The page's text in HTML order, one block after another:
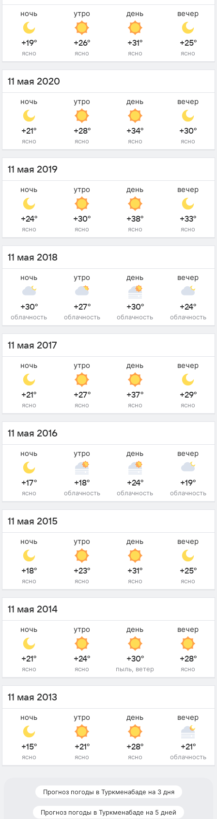
ночь
+19°
ясно
утро
+26°
ясно
день
+31°
ясно
вечер
+25°
ясно
11 мая 2020
ночь
+21°
ясно
утро
+28°
ясно
день
+34°
ясно
вечер
+30°
ясно
11 мая 2019
ночь
+24°
ясно
утро
+30°
ясно
день
+38°
ясно
вечер
+33°
ясно
11 мая 2018
ночь
+30°
облачность
утро
+27°
облачность
день
+30°
облачность
вечер
+24°
облачность
11 мая 2017
ночь
+21°
ясно
утро
+27°
ясно
день
+37°
ясно
вечер
+29°
ясно
11 мая 2016
ночь
+17°
ясно
утро
+18°
облачность
день
+24°
облачность
вечер
+19°
облачность
11 мая 2015
ночь
+18°
ясно
утро
+23°
ясно
день
+31°
ясно
вечер
+25°
ясно
11 мая 2014
ночь
+21°
ясно
утро
+24°
ясно
день
+30°
пыль, ветер
вечер
+28°
ясно
11 мая 2013
ночь
+15°
ясно
утро
+21°
ясно
день
+28°
ясно
вечер
+21°
облачность
Прогноз погоды в Туркменабаде на 3 дня
Прогноз погоды в Туркменабаде на 5 дней